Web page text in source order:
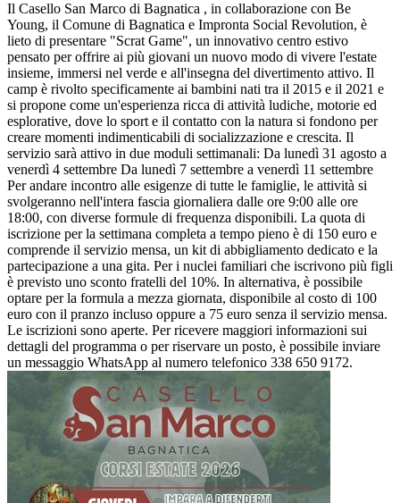
Il Casello San Marco di Bagnatica , in collaborazione con Be
Young, il Comune di Bagnatica e Impronta Social Revolution, è
lieto di presentare "Scrat Game", un innovativo centro estivo
pensato per offrire ai più giovani un nuovo modo di vivere l'estate
insieme, immersi nel verde e all'insegna del divertimento attivo. Il
camp è rivolto specificamente ai bambini nati tra il 2015 e il 2021 e
si propone come un'esperienza ricca di attività ludiche, motorie ed
esplorative, dove lo sport e il contatto con la natura si fondono per
creare momenti indimenticabili di socializzazione e crescita. Il
servizio sarà attivo in due moduli settimanali: Da lunedì 31 agosto a
venerdì 4 settembre Da lunedì 7 settembre a venerdì 11 settembre
Per andare incontro alle esigenze di tutte le famiglie, le attività si
svolgeranno nell'intera fascia giornaliera dalle ore 9:00 alle ore
18:00, con diverse formule di frequenza disponibili. La quota di
iscrizione per la settimana completa a tempo pieno è di 150 euro e
comprende il servizio mensa, un kit di abbigliamento dedicato e la
partecipazione a una gita. Per i nuclei familiari che iscrivono più figli
è previsto uno sconto fratelli del 10%. In alternativa, è possibile
optare per la formula a mezza giornata, disponibile al costo di 100
euro con il pranzo incluso oppure a 75 euro senza il servizio mensa.
Le iscrizioni sono aperte. Per ricevere maggiori informazioni sui
dettagli del programma o per riservare un posto, è possibile inviare
un messaggio WhatsApp al numero telefonico 338 650 9172.